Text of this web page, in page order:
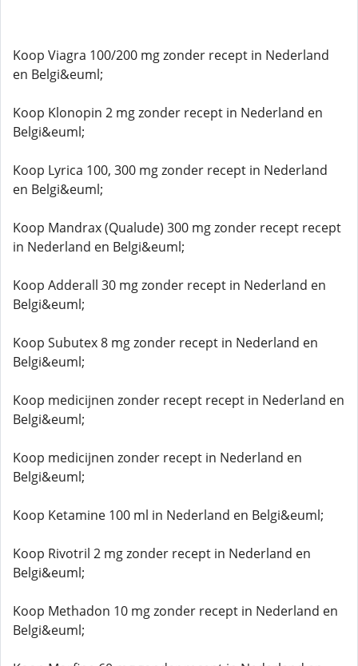
Koop Viagra 100/200 mg zonder recept in Nederland
en Belgi&euml;
Koop Klonopin 2 mg zonder recept in Nederland en
Belgi&euml;
Koop Lyrica 100, 300 mg zonder recept in Nederland
en Belgi&euml;
Koop Mandrax (Qualude) 300 mg zonder recept recept
in Nederland en Belgi&euml;
Koop Adderall 30 mg zonder recept in Nederland en
Belgi&euml;
Koop Subutex 8 mg zonder recept in Nederland en
Belgi&euml;
Koop medicijnen zonder recept recept in Nederland en
Belgi&euml;
Koop medicijnen zonder recept in Nederland en
Belgi&euml;
Koop Ketamine 100 ml in Nederland en Belgi&euml;
Koop Rivotril 2 mg zonder recept in Nederland en
Belgi&euml;
Koop Methadon 10 mg zonder recept in Nederland en
Belgi&euml;